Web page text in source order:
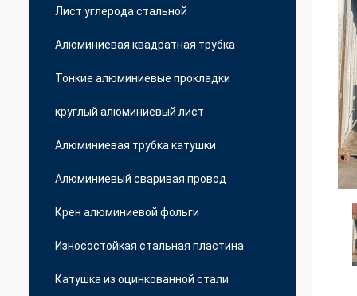
Лист углерода стальной
Алюминиевая квадратная трубка
Тонкие алюминиевые прокладки
круглый алюминиевый лист
Алюминиевая трубка катушки
Алюминиевый сваривая провод
Крен алюминиевой фольги
Износостойкая стальная пластина
Катушка из оцинкованной стали